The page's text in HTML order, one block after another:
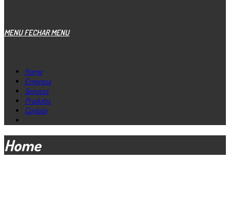
MENU FECHAR MENU
Home
Empresa
Serviços
Produtos
Contato
Home